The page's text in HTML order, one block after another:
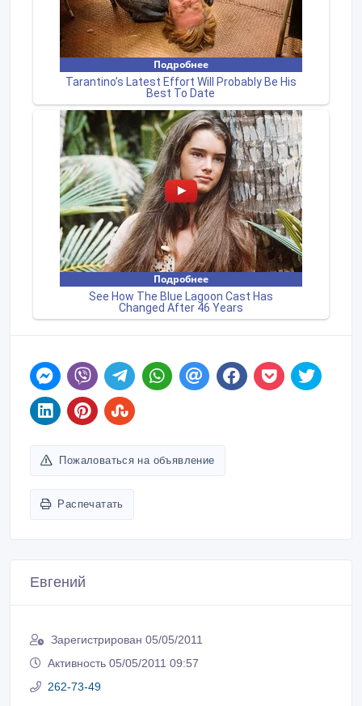
Пожаловаться на объявление
Распечатать
Евгений
Зарегистрирован 05/05/2011
Активность 05/05/2011 09:57
262-73-49